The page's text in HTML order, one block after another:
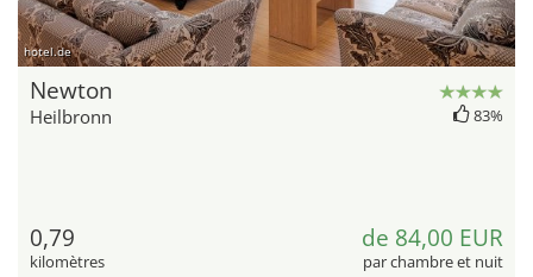
hotel.de
Newton
Heilbronn 83%
0,79
kilomètres
de 84,00 EUR
par chambre et nuit